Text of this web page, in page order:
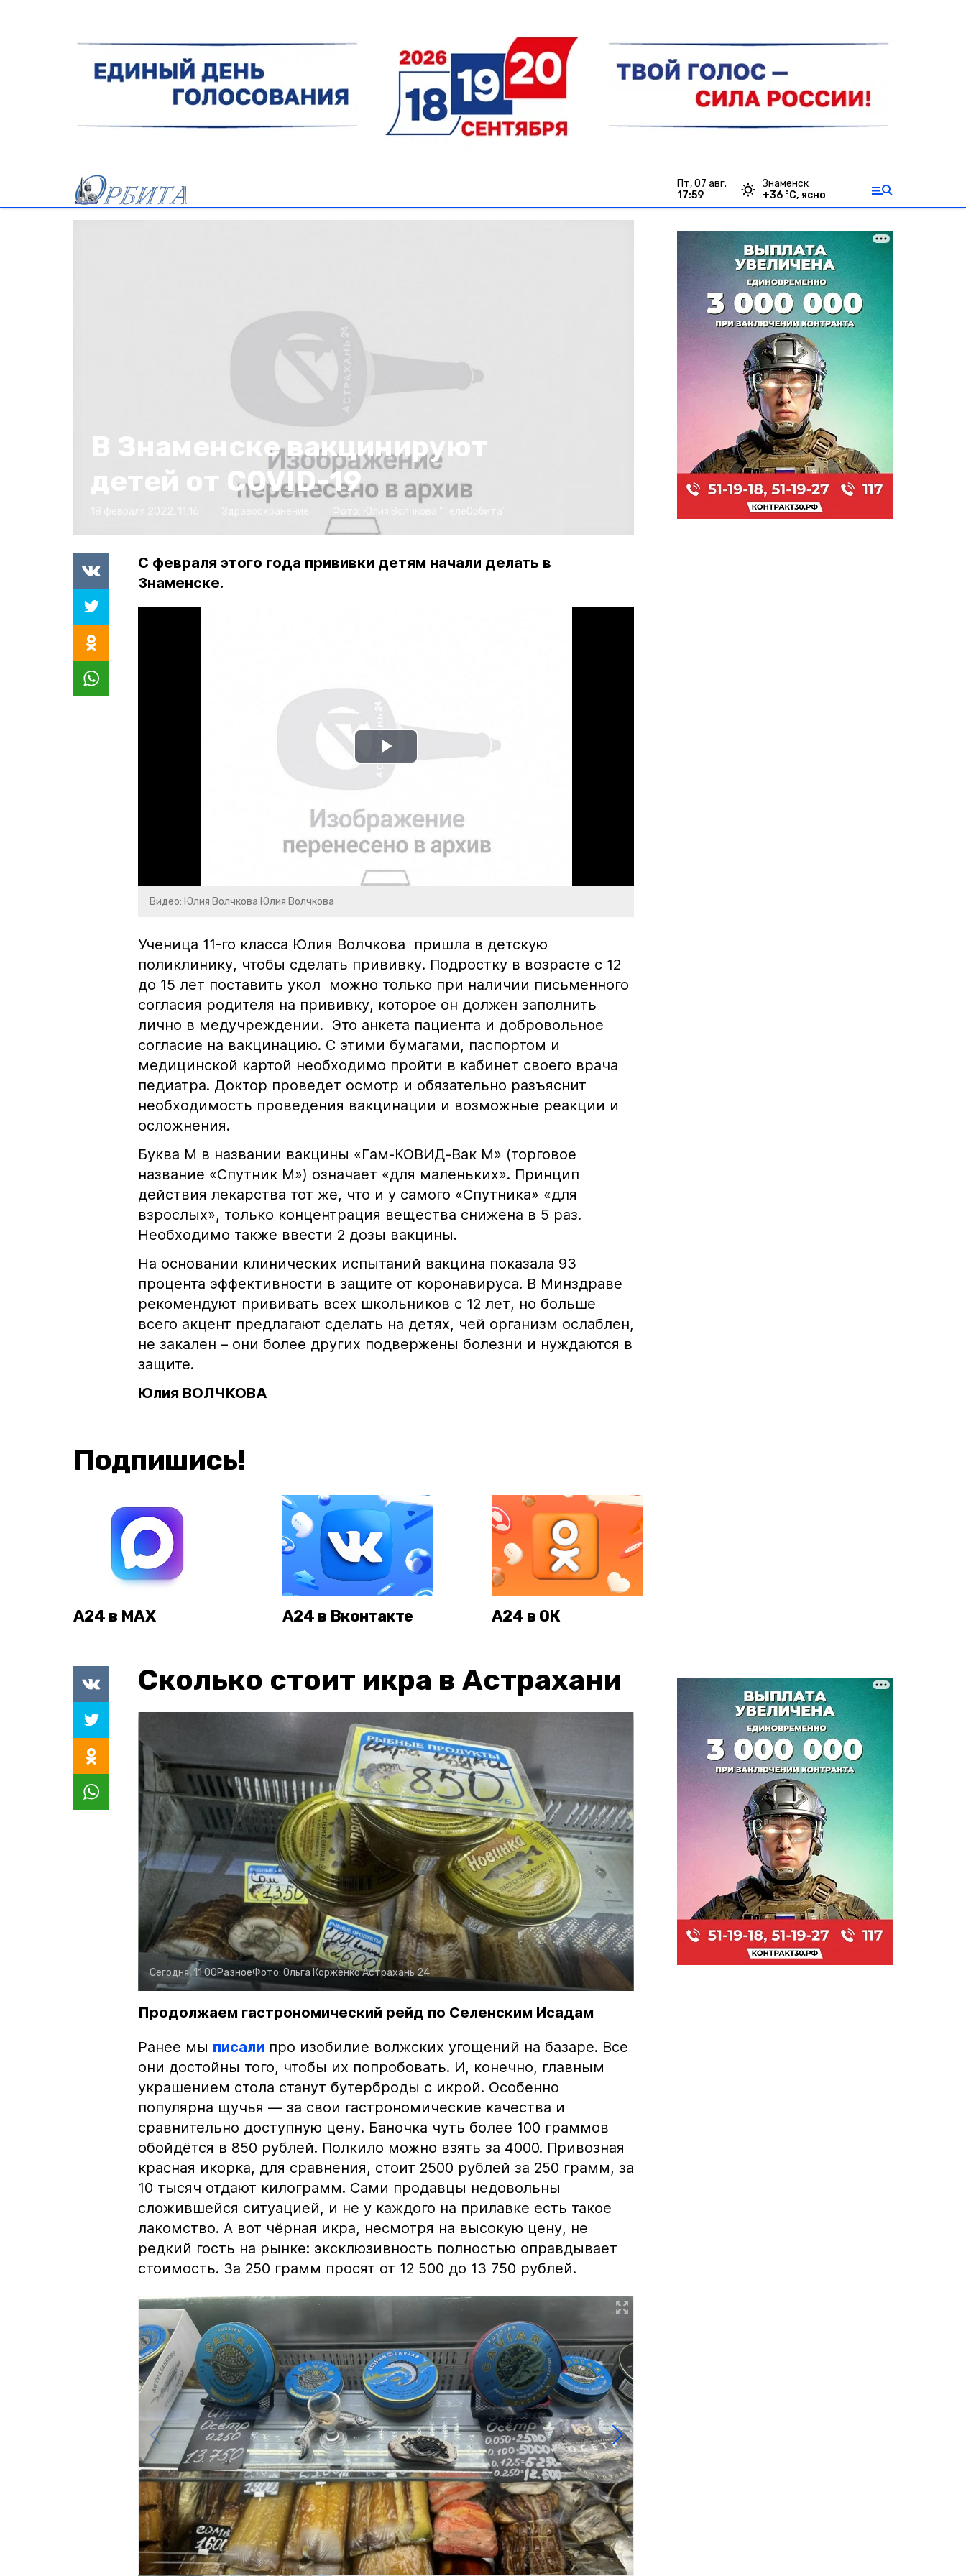
пт, 07 авг.
17:59
Знаменск
+36 °С, ясно
В Знаменске вакцинируют
детей от COVID-19
С февраля этого года прививки детям начали делать в
Знаменске.
Play
Видео: Юлия Волчкова Юлия Волчкова
Ученица 11-го класса Юлия Волчкова пришла в детскую
поликлинику, чтобы сделать прививку. Подростку в возрасте с 12
до 15 лет поставить укол можно только при наличии письменного
согласия родителя на прививку, которое он должен заполнить
лично в медучреждении. Это анкета пациента и добровольное
согласие на вакцинацию. С этими бумагами, паспортом и
медицинской картой необходимо пройти в кабинет своего врача
педиатра. Доктор проведет осмотр и обязательно разъяснит
необходимость проведения вакцинации и возможные реакции и
осложнения.
Буква М в названии вакцины «Гам-КОВИД-Вак М» (торговое
название «Спутник М») означает «для маленьких». Принцип
действия лекарства тот же, что и у самого «Спутника» «для
взрослых», только концентрация вещества снижена в 5 раз.
Необходимо также ввести 2 дозы вакцины.
На основании клинических испытаний вакцина показала 93
процента эффек­тив­ности в защите от коронавируса. В Минздраве
рекомендуют прививать всех школьников с 12 лет, но больше
всего акцент предлагают сделать на детях, чей организм ослаблен,
не закален – они более других подвержены болезни и нуждаются в
защите.
Юлия ВОЛЧКОВА
Подпишись!
А24 в MAX А24 в Вконтакте А24 в ОК
Сколько стоит икра в Астрахани
Сегодня, 11:00РазноеФото: Ольга КорженкоАстрахань 24
Продолжаем гастрономический рейд по Селенским Исадам
Ранее мы писали про изобилие волжских угощений на базаре. Все
они достойны того, чтобы их попробовать. И, конечно, главным
украшением стола станут бутерброды с икрой. Особенно
популярна щучья — за свои гастрономические качества и
сравнительно доступную цену. Баночка чуть более 100 граммов
обойдётся в 850 рублей. Полкило можно взять за 4000. Привозная
красная икорка, для сравнения, стоит 2500 рублей за 250 грамм, за
10 тысяч отдают килограмм. Сами продавцы недовольны
сложившейся ситуацией, и не у каждого на прилавке есть такое
лакомство. А вот чёрная икра, несмотря на высокую цену, не
редкий гость на рынке: эксклюзивность полностью оправдывает
стоимость. За 250 грамм просят от 12 500 до 13 750 рублей.